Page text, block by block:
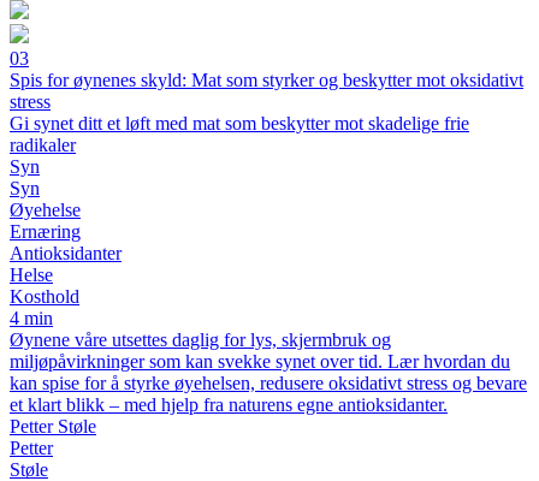
03
Spis for øynenes skyld: Mat som styrker og beskytter mot oksidativt
stress
Gi synet ditt et løft med mat som beskytter mot skadelige frie
radikaler
Syn
Syn
Øyehelse
Ernæring
Antioksidanter
Helse
Kosthold
4 min
Øynene våre utsettes daglig for lys, skjermbruk og
miljøpåvirkninger som kan svekke synet over tid. Lær hvordan du
kan spise for å styrke øyehelsen, redusere oksidativt stress og bevare
et klart blikk – med hjelp fra naturens egne antioksidanter.
Petter Støle
Petter
Støle